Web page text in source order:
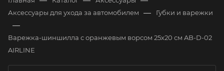
Аксессуары для ухода за автомобилем — Губки и варежки
—
Варежка-шиншилла с оранжевым ворсом 25х20 см AB-D-02
AIRLINE